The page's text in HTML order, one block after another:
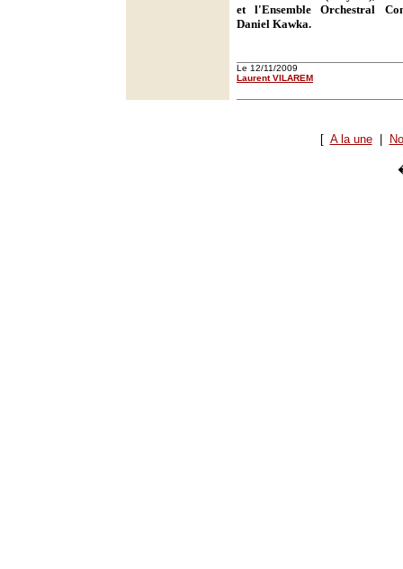
et l'Ensemble Orchestral
Daniel Kawka.
Le 12/11/2009
Laurent VILAREM
[ A la une|